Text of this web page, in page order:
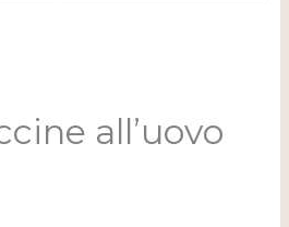
all’uovo